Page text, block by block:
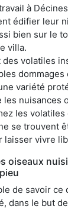
à
édifier leur
bien sur le
villa.
des volatiles
variété
nuisances
les
se trouvent
laisser vivre
oiseaux
de savoir ce
dans le but